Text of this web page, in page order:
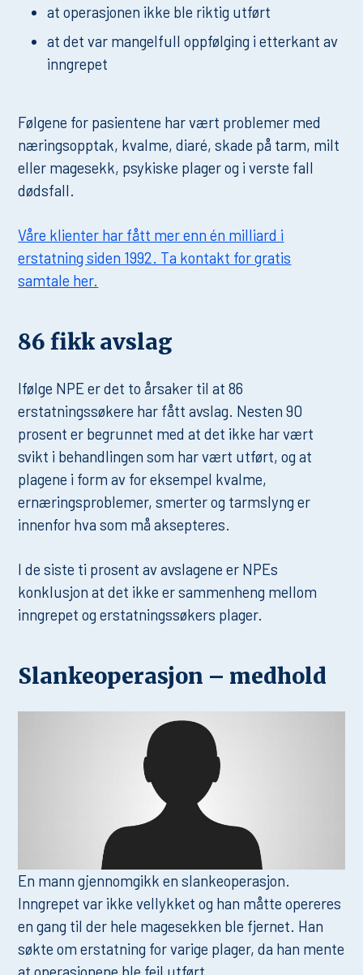
at operasjonen ikke ble riktig utført
at det var mangelfull oppfølging i etterkant av
inngrepet
Følgene for pasientene har vært problemer med
næringsopptak, kvalme, diaré, skade på tarm, milt
eller magesekk, psykiske plager og i verste fall
dødsfall.
Våre klienter har fått mer enn én milliard i
erstatning siden 1992. Ta kontakt for gratis
samtale her.
86 fikk avslag
Ifølge NPE er det to årsaker til at 86
erstatningssøkere har fått avslag. Nesten 90
prosent er begrunnet med at det ikke har vært
svikt i behandlingen som har vært utført, og at
plagene i form av for eksempel kvalme,
ernæringsproblemer, smerter og tarmslyng er
innenfor hva som må aksepteres.
I de siste ti prosent av avslagene er NPEs
konklusjon at det ikke er sammenheng mellom
inngrepet og erstatningssøkers plager.
Slankeoperasjon – medhold
En mann gjennomgikk en slankeoperasjon.
Inngrepet var ikke vellykket og han måtte opereres
en gang til der hele magesekken ble fjernet. Han
søkte om erstatning for varige plager, da han mente
at operasjonene ble feil utført.